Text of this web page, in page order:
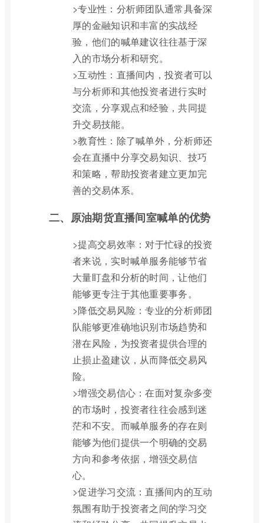
>专业性：分析师团队通常具备深
厚的金融知识和丰富的实战经
验，他们的喊单建议往往基于深
入的市场分析和研究。
>互动性：直播间内，投资者可以
与分析师和其他投资者进行实时
交流，分享观点和经验，共同提
升交易技能。
>教育性：除了喊单外，分析师还
会在直播中分享交易知识、技巧
和策略，帮助投资者建立更加完
善的交易体系。
二、原油期货直播间室喊单的优势
>提高交易效率：对于忙碌的投资
者来说，实时喊单服务能够节省
大量盯盘和分析的时间，让他们
能够更专注于其他重要事务。
>降低交易风险：专业的分析师团
队能够更准确地识别市场趋势和
潜在风险，为投资者提供合理的
止损止盈建议，从而降低交易风
险。
>增强交易信心：在面对复杂多变
的市场时，投资者往往会感到迷
茫和不安。而喊单服务的存在则
能够为他们提供一个明确的交易
方向和参考依据，增强交易信
心。
>促进学习交流：直播间内的互动
氛围有助于投资者之间的学习交